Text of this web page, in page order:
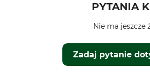
PYTANIA
Zadaj pytanie
Nie ma jeszcze